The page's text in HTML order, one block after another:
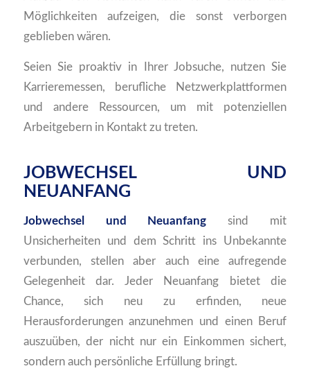
Möglichkeiten aufzeigen, die sonst verborgen
geblieben wären.
Seien Sie proaktiv in Ihrer Jobsuche, nutzen Sie
Karrieremessen, berufliche Netzwerkplattformen
und andere Ressourcen, um mit potenziellen
Arbeitgebern in Kontakt zu treten.
JOBWECHSEL UND
NEUANFANG
Jobwechsel und Neuanfang sind mit
Unsicherheiten und dem Schritt ins Unbekannte
verbunden, stellen aber auch eine aufregende
Gelegenheit dar. Jeder Neuanfang bietet die
Chance, sich neu zu erfinden, neue
Herausforderungen anzunehmen und einen Beruf
auszuüben, der nicht nur ein Einkommen sichert,
sondern auch persönliche Erfüllung bringt.